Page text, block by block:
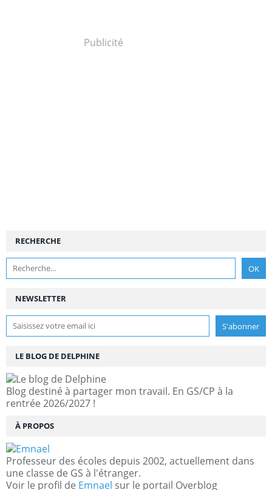
Publicité
NEWSLETTER
RECHERCHE
LE BLOG DE DELPHINE
Blog destiné à partager mon travail. En GS/CP à la
rentrée 2026/2027 !
À PROPOS
Professeur des écoles depuis 2002, actuellement dans
une classe de GS à l'étranger.
Voir le profil de Emnael sur le portail Overblog